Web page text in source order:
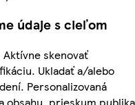
údaje s cieľom
skenovať
Ukladať a/alebo
Personalizovaná